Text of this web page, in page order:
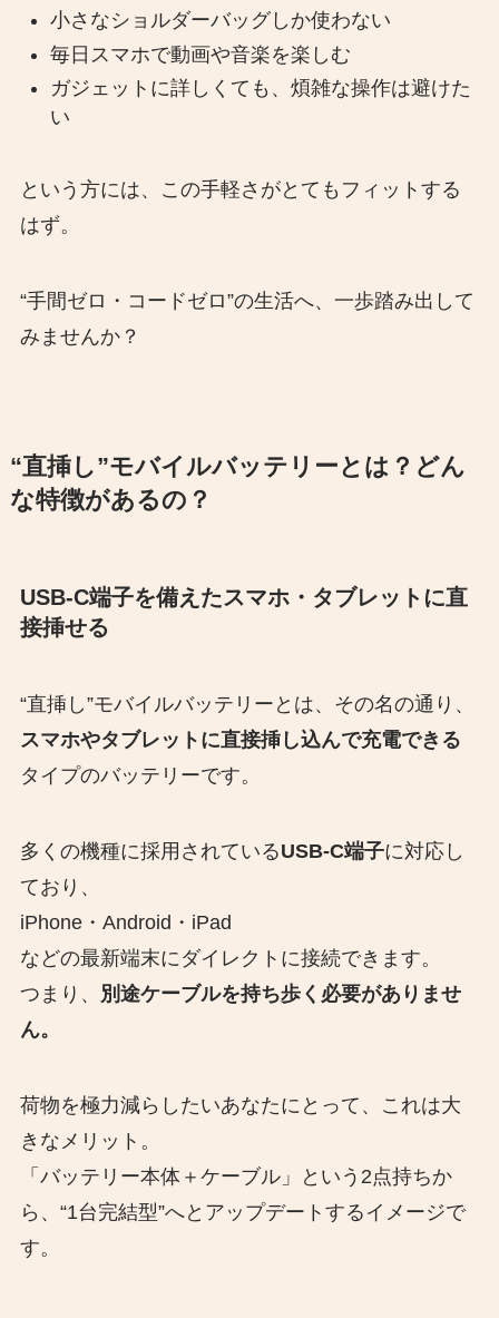
小さなショルダーバッグしか使わない
毎日スマホで動画や音楽を楽しむ
ガジェットに詳しくても、煩雑な操作は避けた
い
という方には、この手軽さがとてもフィットする
はず。
“手間ゼロ・コードゼロ”の生活へ、一歩踏み出して
みませんか？
“直挿し”モバイルバッテリーとは？どん
な特徴があるの？
USB-C端子を備えたスマホ・タブレットに直
接挿せる
“直挿し”モバイルバッテリーとは、その名の通り、
スマホやタブレットに直接挿し込んで充電できる
タイプのバッテリーです。
多くの機種に採用されているUSB-C端子に対応し
ており、
iPhone・Android・iPad
などの最新端末にダイレクトに接続できます。
つまり、
別途ケーブルを持ち歩く必要がありませ
ん。
荷物を極力減らしたいあなたにとって、これは大
きなメリット。
「バッテリー本体＋ケーブル」という2点持ちか
ら、“1台完結型”へとアップデートするイメージで
す。